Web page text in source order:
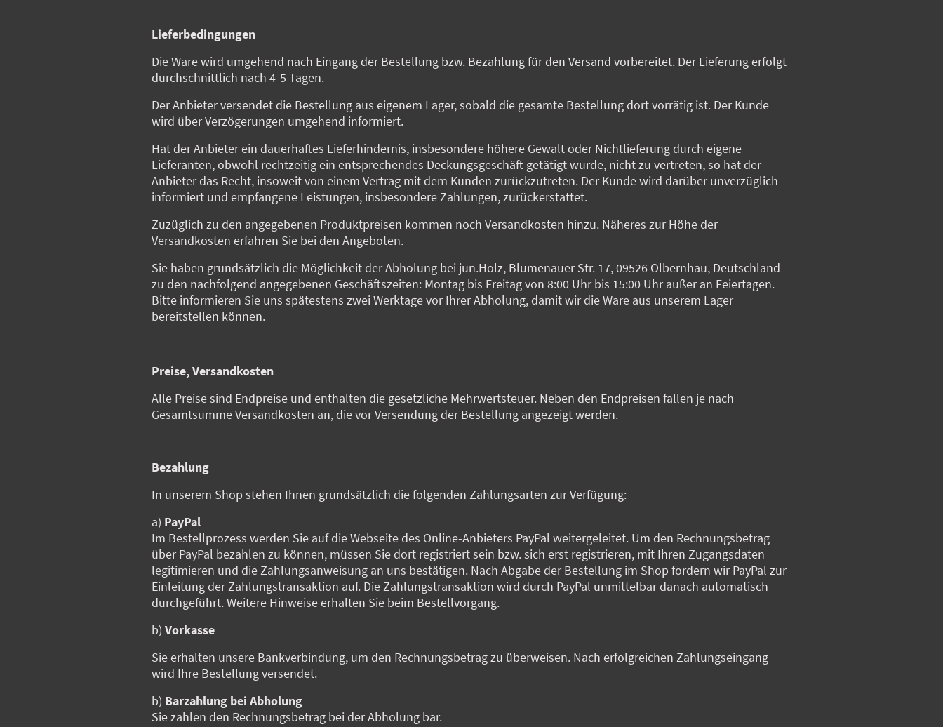
Lieferbedingungen
Die Ware wird umgehend nach Eingang der Bestellung bzw. Bezahlung für den Versand vorbereitet. Der Lieferung erfolgt
durchschnittlich nach 4-5 Tagen.
Der Anbieter versendet die Bestellung aus eigenem Lager, sobald die gesamte Bestellung dort vorrätig ist. Der Kunde
wird über Verzögerungen umgehend informiert.
Hat der Anbieter ein dauerhaftes Lieferhindernis, insbesondere höhere Gewalt oder Nichtlieferung durch eigene
Lieferanten, obwohl rechtzeitig ein entsprechendes Deckungsgeschäft getätigt wurde, nicht zu vertreten, so hat der
Anbieter das Recht, insoweit von einem Vertrag mit dem Kunden zurückzutreten. Der Kunde wird darüber unverzüglich
informiert und empfangene Leistungen, insbesondere Zahlungen, zurückerstattet.
Zuzüglich zu den angegebenen Produktpreisen kommen noch Versandkosten hinzu. Näheres zur Höhe der
Versandkosten erfahren Sie bei den Angeboten.
Sie haben grundsätzlich die Möglichkeit der Abholung bei jun.Holz, Blumenauer Str. 17, 09526 Olbernhau, Deutschland
zu den nachfolgend angegebenen Geschäftszeiten: Montag bis Freitag von 8:00 Uhr bis 15:00 Uhr außer an Feiertagen.
Bitte informieren Sie uns spätestens zwei Werktage vor Ihrer Abholung, damit wir die Ware aus unserem Lager
bereitstellen können.
Preise, Versandkosten
Alle Preise sind Endpreise und enthalten die gesetzliche Mehrwertsteuer. Neben den Endpreisen fallen je nach
Gesamtsumme Versandkosten an, die vor Versendung der Bestellung angezeigt werden.
Bezahlung
In unserem Shop stehen Ihnen grundsätzlich die folgenden Zahlungsarten zur Verfügung:
a) PayPal
Im Bestellprozess werden Sie auf die Webseite des Online-Anbieters PayPal weitergeleitet. Um den Rechnungsbetrag
über PayPal bezahlen zu können, müssen Sie dort registriert sein bzw. sich erst registrieren, mit Ihren Zugangsdaten
legitimieren und die Zahlungsanweisung an uns bestätigen. Nach Abgabe der Bestellung im Shop fordern wir PayPal zur
Einleitung der Zahlungstransaktion auf. Die Zahlungstransaktion wird durch PayPal unmittelbar danach automatisch
durchgeführt. Weitere Hinweise erhalten Sie beim Bestellvorgang.
b) Vorkasse
Sie erhalten unsere Bankverbindung, um den Rechnungsbetrag zu überweisen. Nach erfolgreichen Zahlungseingang
wird Ihre Bestellung versendet.
b) Barzahlung bei Abholung
Sie zahlen den Rechnungsbetrag bei der Abholung bar.